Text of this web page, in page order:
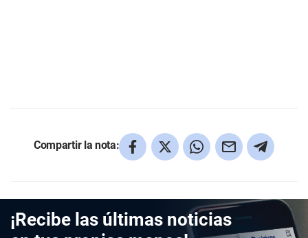
Compartir la nota:
¡Recibe las últimas noticias